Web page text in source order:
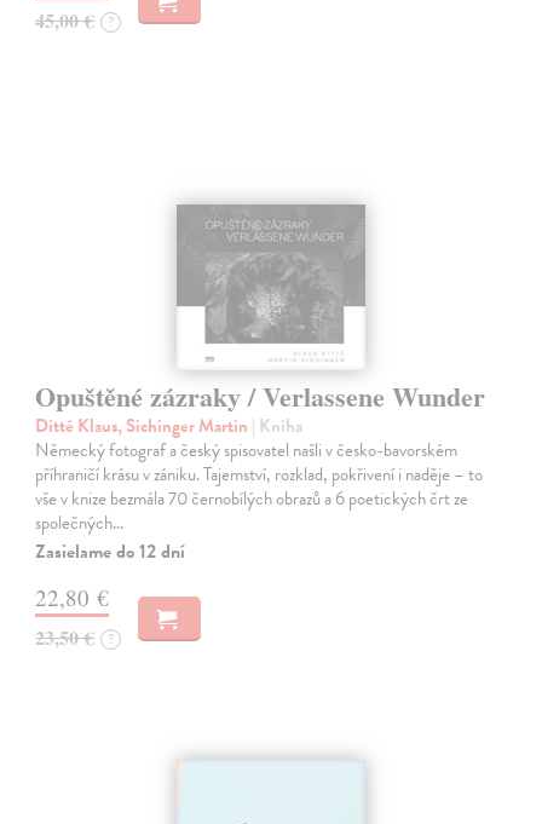
45,00 € ?
Opuštěné zázraky / Verlassene Wunder
Ditté Klaus, Sichinger Martin | Kniha
Německý fotograf a český spisovatel našli v česko-bavorském
příhraničí krásu v zániku. Tajemství, rozklad, pokřivení i naděje – to
vše v knize bezmála 70 černobílých obrazů a 6 poetických črt ze
společných…
Zasielame do 12 dní
22,80 €
23,50 € ?